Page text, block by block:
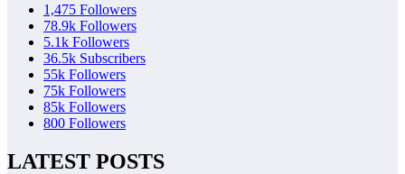
1,475 Followers
78.9k Followers
5.1k Followers
36.5k Subscribers
55k Followers
75k Followers
85k Followers
800 Followers
LATEST POSTS